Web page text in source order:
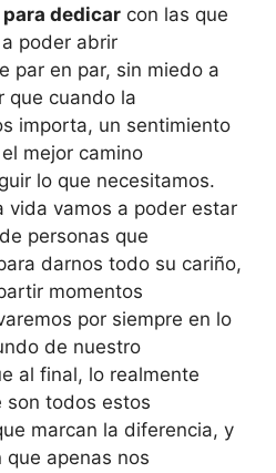
dedicar con las que
poder abrir
par en par, sin miedo a
que cuando la
importa, un sentimiento
mejor camino
lo que necesitamos.
vida vamos a poder estar
personas que
darnos todo su cariño,
momentos
por siempre en lo
de nuestro
al final, lo realmente
son todos estos
marcan la diferencia, y
que apenas nos